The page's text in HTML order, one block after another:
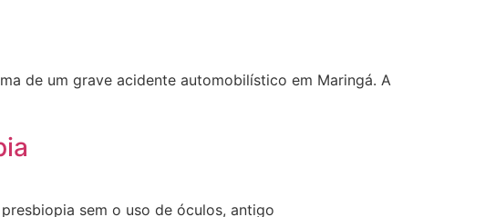
de um grave acidente automobilístico em Maringá. A
sem o uso de óculos, antigo